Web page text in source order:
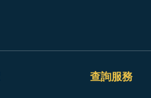
查詢服務